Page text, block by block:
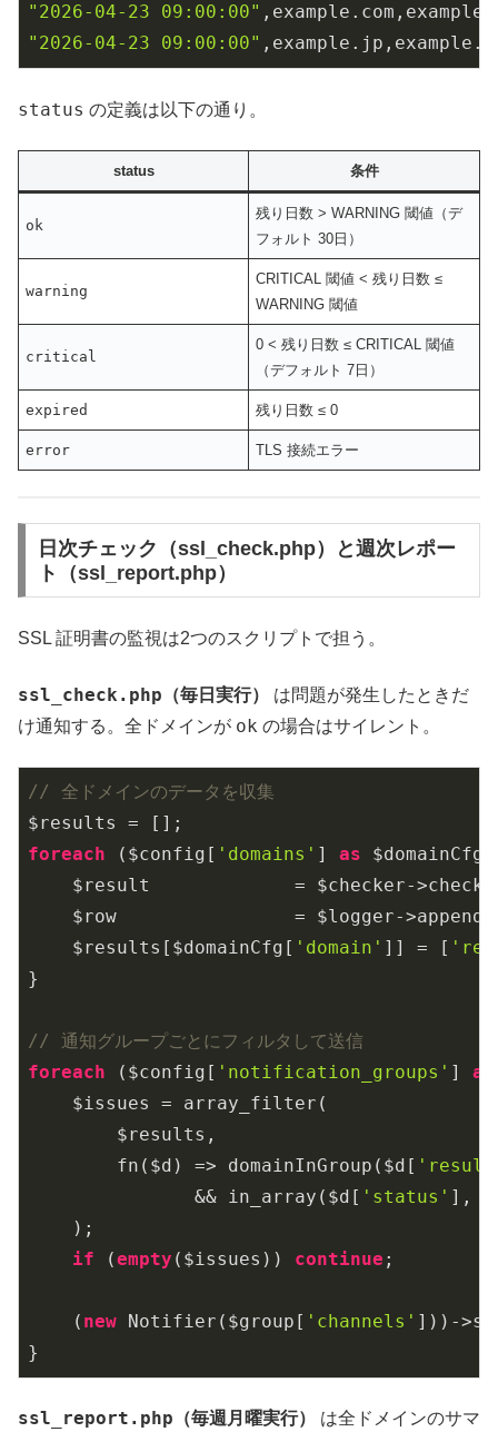
"2026-04-23 09:00:00"
"2026-04-23 09:00:00"
status の定義は以下の通り。
status 条件
ok
残り日数 > WARNING 閾値（デ
フォルト 30日）
warning
CRITICAL 閾値 < 残り日数 ≤
WARNING 閾値
critical
0 < 残り日数 ≤ CRITICAL 閾値
（デフォルト 7日）
expired 残り日数 ≤ 0
error TLS 接続エラー
日次チェック（ssl_check.php）と週次レポー
ト（ssl_report.php）
SSL 証明書の監視は2つのスクリプトで担う。
ssl_check.php （毎日実行）
は問題が発生したときだ
け通知する。全ドメインが ok の場合はサイレント。
// 全ドメインのデータを収集
foreach ($config[ 'domains' ] as
$result             = $checker-
$row                = $logger-
    $results[$domainCfg[
'domain' ]] = [
}
// 通知グループごとにフィルタして送信
foreach ($config[ 'notification_groups' ] as
    $issues = array_filter(
        $results,
        fn($d) => domainInGroup($d[
               && in_array($d[
'status' ], [
    );
if (empty ($issues)) continue ;
    (
new Notifier($group[ 'channels' ]))-
}
ssl_report.php （毎週月曜実行）
は全ドメインのサマ